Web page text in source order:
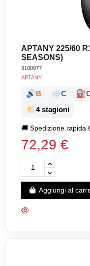
APTANY 225/60
SEASONS)
3100977
APTANY
🔊B 🌧️C ⛽
⛅4 stagioni
🚚Spedizione rapida
72,29 €
Aggiungi al